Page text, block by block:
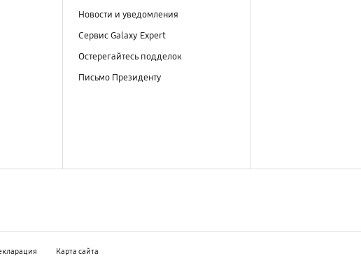
Новости и уведомления
Сервис Galaxy Expert
Остерегайтесь подделок
Письмо Президенту
Карта сайта